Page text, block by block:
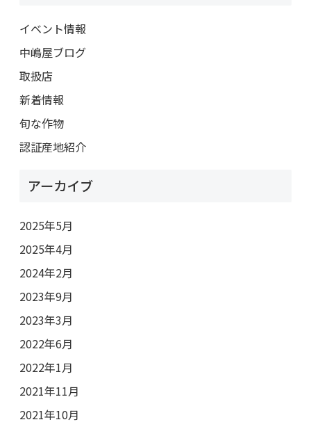
イベント情報
中嶋屋ブログ
取扱店
新着情報
旬な作物
認証産地紹介
アーカイブ
2025年5月
2025年4月
2024年2月
2023年9月
2023年3月
2022年6月
2022年1月
2021年11月
2021年10月